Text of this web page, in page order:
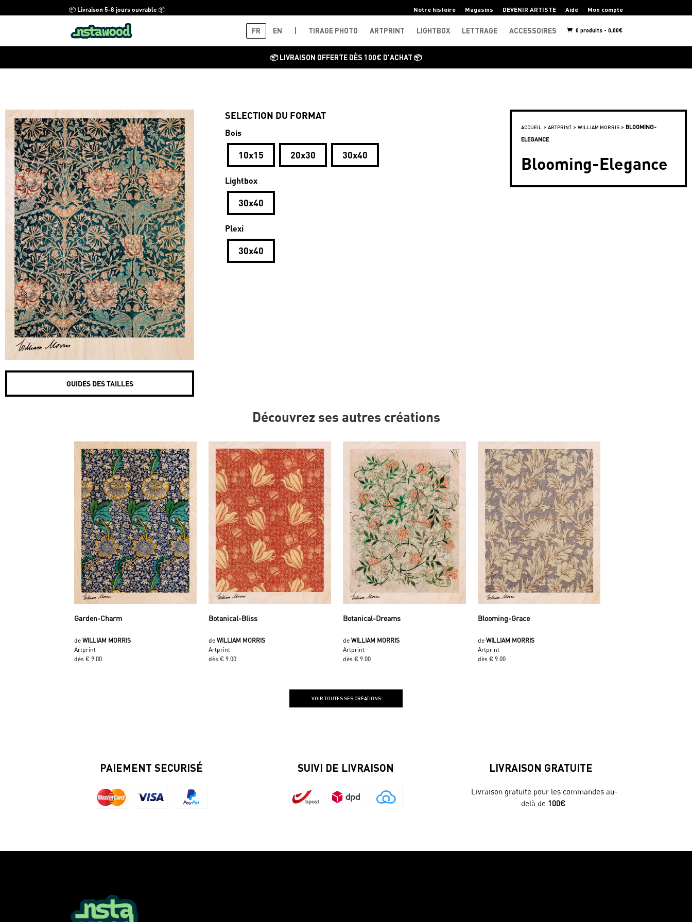
📦 Livraison 5-8 jours ouvrable 📦 Notre histoire Magasins DEVENIR ARTISTE Aide Mon compte
FR EN TIRAGE PHOTO ARTPRINT LIGHTBOX LETTRAGE ACCESSOIRES 0 produits - 0,00€
📦 LIVRAISON OFFERTE DÈS 100€ D'ACHAT 📦
GUIDES DES TAILLES
SELECTION DU FORMAT
Bois
10x15 20x30 30x40
Lightbox
30x40
Plexi
30x40
ACCUEIL > ARTPRINT> WILLIAM MORRIS> BLOOMING-
ELEGANCE
Blooming-Elegance
Découvrez ses autres créations
Garden-Charm
deWILLIAM MORRIS
Artprint
dès € 9.00
Botanical-Bliss
deWILLIAM MORRIS
Artprint
dès € 9.00
Botanical-Dreams
deWILLIAM MORRIS
Artprint
dès € 9.00
Blooming-Grace
de WILLIAM MORRIS
Artprint
dès € 9.00
VOIR TOUTES SES CRÉATIONS
PAIEMENT SECURISÉ SUIVI DE LIVRAISON LIVRAISON GRATUITE
Livraison gratuite pour les commandes au-
delà de 100€.